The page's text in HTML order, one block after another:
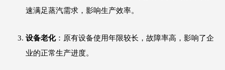
速满足蒸汽需求，影响生产效率。
设备老化：原有设备使用年限较长，故障率高，影响了企
业的正常生产进度。